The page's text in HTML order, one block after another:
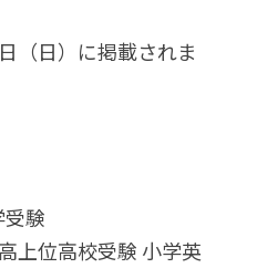
（日）に掲載されま
受験
上位高校受験 小学英